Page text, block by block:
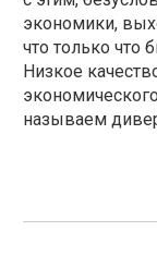
экономики,
что только что
Низкое
называем